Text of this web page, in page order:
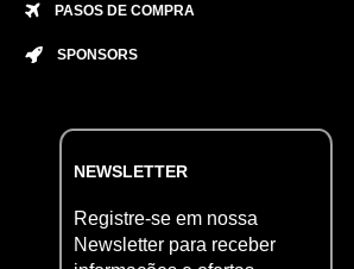
PASOS DE COMPRA
SPONSORS
NEWSLETTER
Registre-se em nossa
Newsletter para receber